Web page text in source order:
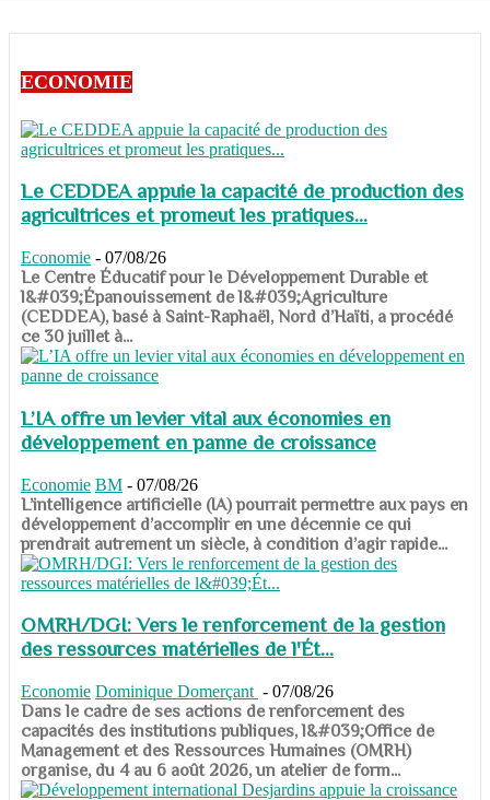
ECONOMIE
Le CEDDEA appuie la capacité de production des
agricultrices et promeut les pratiques...
Economie - 07/08/26
​​​​​​​Le Centre Éducatif pour le Développement Durable et
l&#039;Épanouissement de l&#039;Agriculture
(CEDDEA), basé à Saint-Raphaël, Nord d’Haïti, a procédé
ce 30 juillet à...
L’IA offre un levier vital aux économies en
développement en panne de croissance
Economie BM - 07/08/26
​​​​​​​L’intelligence artificielle (IA) pourrait permettre aux pays en
développement d’accomplir en une décennie ce qui
prendrait autrement un siècle, à condition d’agir rapide...
OMRH/DGI: Vers le renforcement de la gestion
des ressources matérielles de l'Ét...
Economie Dominique Domerçant - 07/08/26
Dans le cadre de ses actions de renforcement des
capacités des institutions publiques, l&#039;Office de
Management et des Ressources Humaines (OMRH)
organise, du 4 au 6 août 2026, un atelier de form...